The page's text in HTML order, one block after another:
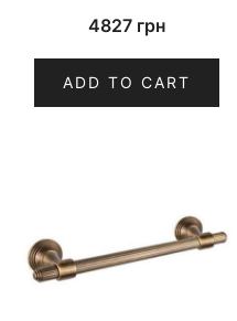
4827 грн
ADD TO CART